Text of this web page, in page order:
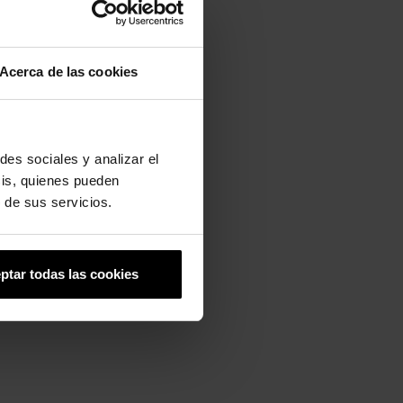
Acerca de las cookies
sociales y analizar el
quienes pueden
de sus servicios.
todas las cookies